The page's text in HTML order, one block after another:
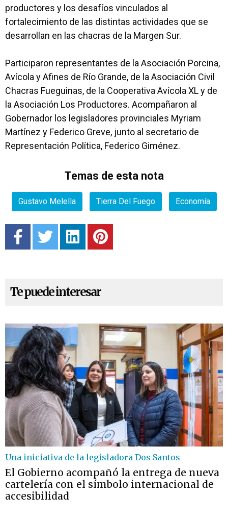
productores y los desafíos vinculados al
fortalecimiento de las distintas actividades que se
desarrollan en las chacras de la Margen Sur.
Participaron representantes de la Asociación Porcina,
Avícola y Afines de Río Grande, de la Asociación Civil
Chacras Fueguinas, de la Cooperativa Avícola XL y de
la Asociación Los Productores. Acompañaron al
Gobernador los legisladores provinciales Myriam
Martínez y Federico Greve, junto al secretario de
Representación Política, Federico Giménez.
Temas de esta nota
Gustavo Melella Tierra Del Fuego Economía
Te puede interesar
Una iniciativa de la legisladora Dos Santos
El Gobierno acompañó la entrega de nueva
cartelería con el símbolo internacional de
accesibilidad